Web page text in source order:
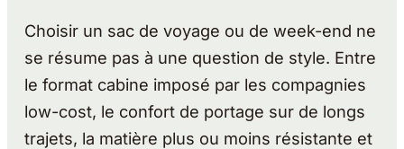
Choisir un sac de voyage ou de week-end ne
se résume pas à une question de style. Entre
le format cabine imposé par les compagnies
low-cost, le confort de portage sur de longs
trajets, la matière plus ou moins résistante et